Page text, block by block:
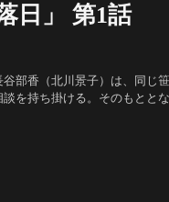
日」 第1話
部香（北川景子）は、同じ
を持ち掛ける。そのもとと